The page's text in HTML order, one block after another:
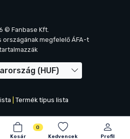
Kosár
0
Kedvencek
Profil
© Fanbase Kft.
országának megfelelő ÁFA-t
(HUF)
Termék típus lista